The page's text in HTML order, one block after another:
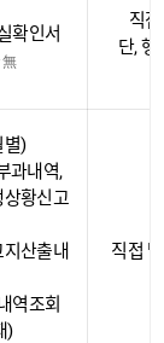
확인서
無
직
단, 행
별)
과내역,
황신고
산출내
역조회
)
직접